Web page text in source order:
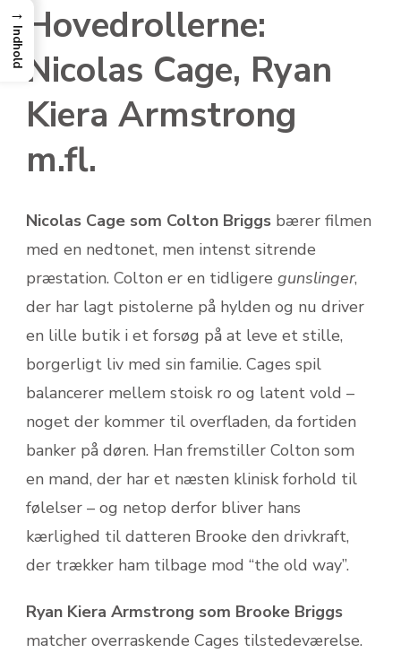
Hovedrollerne:
Nicolas Cage, Ryan
Kiera Armstrong
m.fl.
Nicolas Cage som Colton Briggs bærer filmen
med en nedtonet, men intenst sitrende
præstation. Colton er en tidligere gunslinger,
der har lagt pistolerne på hylden og nu driver
en lille butik i et forsøg på at leve et stille,
borgerligt liv med sin familie. Cages spil
balancerer mellem stoisk ro og latent vold –
noget der kommer til overfladen, da fortiden
banker på døren. Han fremstiller Colton som
en mand, der har et næsten klinisk forhold til
følelser – og netop derfor bliver hans
kærlighed til datteren Brooke den drivkraft,
der trækker ham tilbage mod “the old way”.
Ryan Kiera Armstrong som Brooke Briggs
matcher overraskende Cages tilstedeværelse.
→
Indhold